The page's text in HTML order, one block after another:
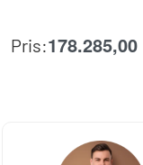
Pris:178.285,00